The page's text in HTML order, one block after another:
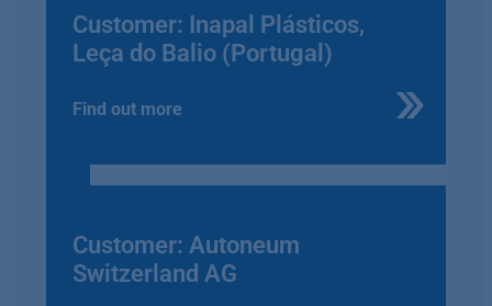
Customer: Inapal Plásticos,
Leça do Balio (Portugal)
Find out more
Customer: Autoneum
Switzerland AG